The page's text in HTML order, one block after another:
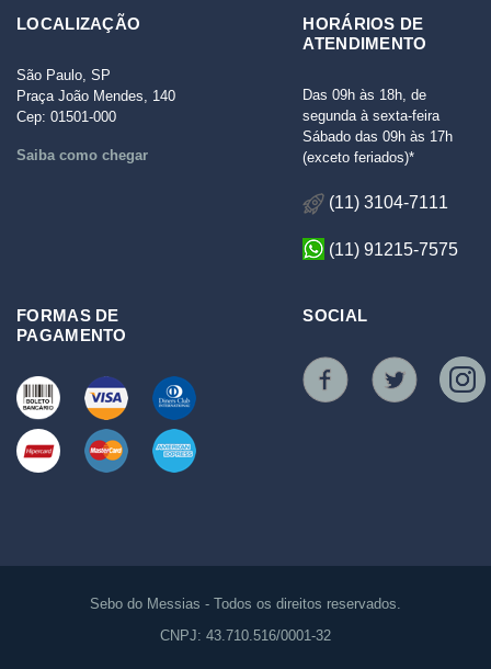
LOCALIZAÇÃO
São Paulo, SP
Praça João Mendes, 140
Cep: 01501-000
Saiba como chegar
HORÁRIOS DE
ATENDIMENTO
Das 09h às 18h, de
segunda à sexta-feira
Sábado das 09h às 17h
(exceto feriados)*
(11) 3104-7111
(11) 91215-7575
FORMAS DE
PAGAMENTO
SOCIAL
Sebo do Messias - Todos os direitos reservados.
CNPJ: 43.710.516/0001-32